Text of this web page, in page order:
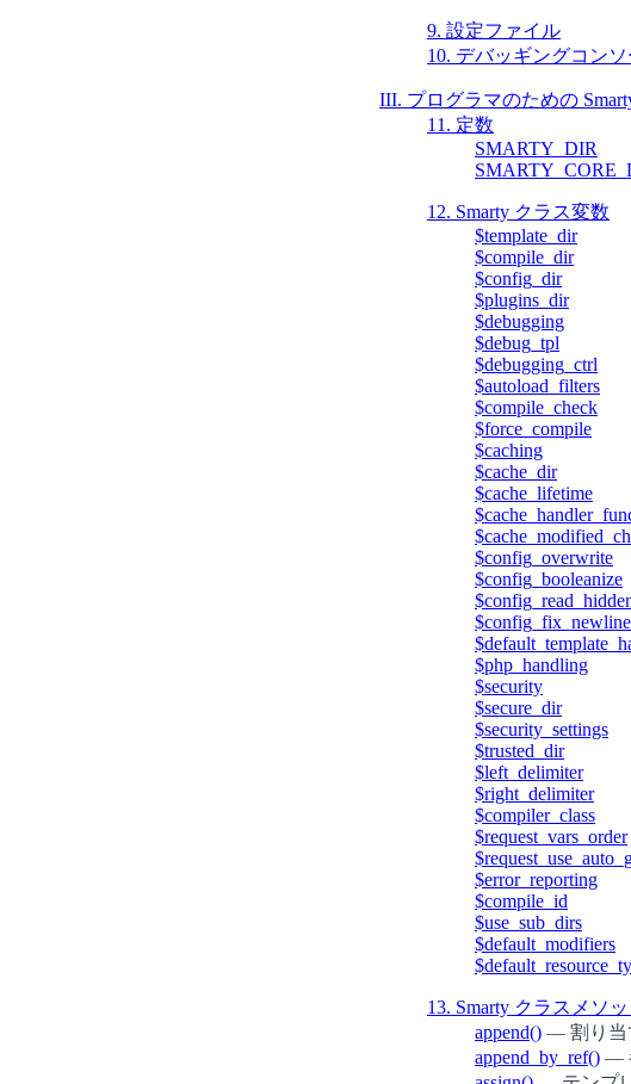
9. 設定ファイル
10. デバッギングコン
III. プログラマのための
11. 定数
SMARTY_DIR
12. Smarty クラス変数
$template_dir
$compile_dir
$config_dir
$plugins_dir
$debugging
$debug_tpl
$debugging_ctrl
$autoload_filters
$compile_check
$force_compile
$caching
$cache_dir
$cache_lifetime
$config_overwrite
$config_booleanize
$php_handling
$security
$secure_dir
$security_settings
$trusted_dir
$left_delimiter
$right_delimiter
$compiler_class
$request_vars_order
$error_reporting
$compile_id
$use_sub_dirs
$default_modifiers
13. Smarty クラスメソッ
append() — 割り当
append_by_ref() —